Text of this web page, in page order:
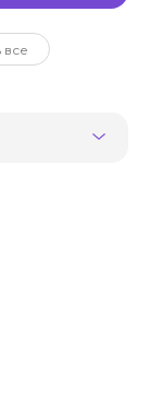
все